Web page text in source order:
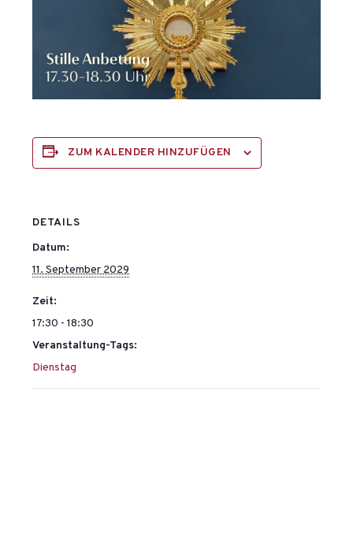
ZUM KALENDER HINZUFÜGEN
DETAILS
Datum:
11. September 2029
Zeit:
17:30 - 18:30
Veranstaltung-Tags:
Dienstag